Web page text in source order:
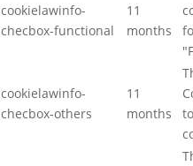
cookielawinfo-
checbox-functional
11
months
cookielawinfo-
checbox-others
11
months